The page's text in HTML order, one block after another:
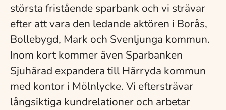
största fristående sparbank och vi strävar
efter att vara den ledande aktören i Borås,
Bollebygd, Mark och Svenljunga kommun.
Inom kort kommer även Sparbanken
Sjuhärad expandera till Härryda kommun
med kontor i Mölnlycke. Vi eftersträvar
långsiktiga kundrelationer och arbetar